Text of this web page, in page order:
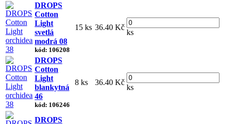
DROPS
Cotton
Light
svetlá
modrá 08
kód: 106208
15 ks 36.40 Kč
ks
DROPS
Cotton
Light
blankytná
46
kód: 106246
8 ks 36.40 Kč
ks
DROPS